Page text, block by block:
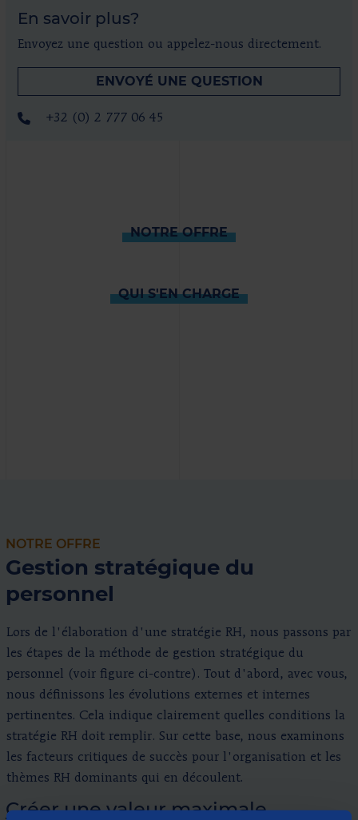
En savoir plus?
Envoyez une question ou appelez-nous directement.
ENVOYÉ UNE QUESTION
+32 (0) 2 777 06 45
NOTRE OFFRE
QUI S'EN CHARGE
NOTRE OFFRE
Gestion stratégique du
personnel
Lors de l'élaboration d'une stratégie RH, nous passons par
les étapes de la méthode de gestion stratégique du
personnel (voir figure ci-contre). Tout d'abord, avec vous,
nous définissons les évolutions externes et internes
pertinentes. Cela indique clairement quelles conditions la
stratégie RH doit remplir. Sur cette base, nous examinons
les facteurs critiques de succès pour l'organisation et les
thèmes RH dominants qui en découlent.
Créer une valeur maximale